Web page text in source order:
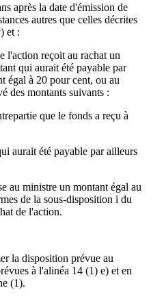
après la date d'émission de
autres que celles décrites
et :
reçoit au rachat un
qui aurait été payable par
égal à 20 pour cent, ou au
des montants suivants :
que le fonds a reçu à
payable par ailleurs
ministre un montant égal au
de la sous-disposition i du
de l'action.
la disposition prévue au
à l'alinéa 14 (1) e) et en
(1).